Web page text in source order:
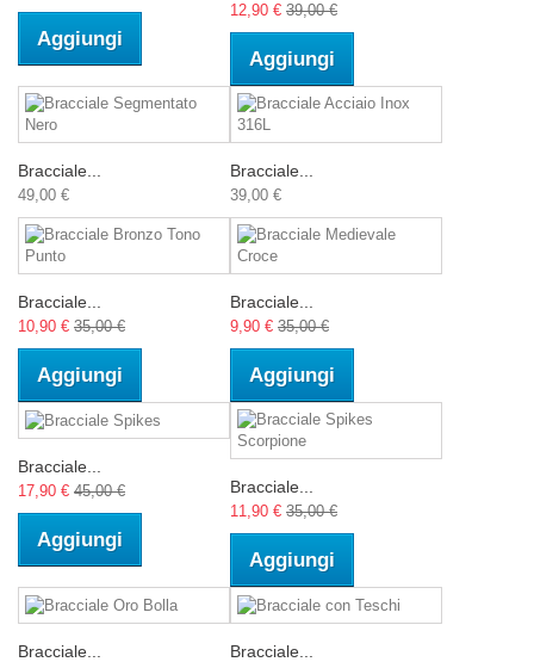
Aggiungi
12,90 € 39,00 €
Aggiungi
Bracciale...
49,00 €
Bracciale...
39,00 €
Bracciale...
10,90 € 35,00 €
Aggiungi
Bracciale...
9,90 € 35,00 €
Aggiungi
Bracciale...
17,90 € 45,00 €
Aggiungi
Bracciale...
11,90 € 35,00 €
Aggiungi
Bracciale... Bracciale...